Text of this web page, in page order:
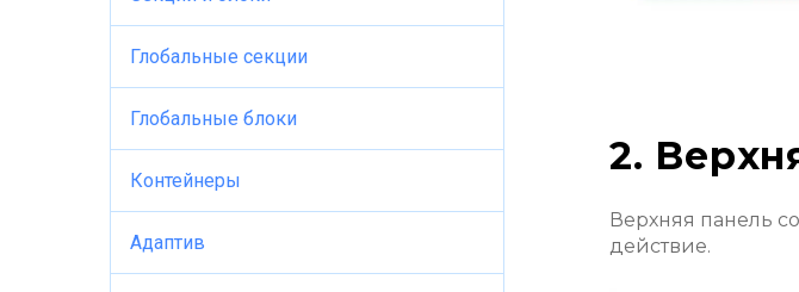
Глобальные секции
Глобальные блоки
Контейнеры
Адаптив
2.
Верхняя панель
действие.